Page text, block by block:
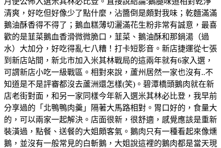
清爽，好吃但好像少了點什麼，沾醬倒是頗對我味；乾麵滿滿
鵝油酥香得不得了；鵝血糕薄切灑滿花生粉非常有誠意，最喜
歡的是韮菜鵝血香滑微微脆口，韮菜、鵝油酥和那鍋湯（過
水）大加分，好吃得亂七八糟！打卡短影音。新店捷運從七張
到新店站間，新北市加入米其林戰局的這兩年就有6家入選，
可謂新店小吃一級戰區。相對來說，蘆州居然一家也沒有..不
知道是不是評審都沒去蘆洲還怎樣(笑)。碧潭橋頭鵝肉就在新
店老街對面，和另一家同樣今年新入選米其林必比登，我早前
分享過的「北鴨鴨肉羹」隔著大馬路相對。胃口好的，食量大
的，可以兩家一起解決。店面很新，很舒適，感覺應該是重新
裝潢過，點餐、送餐的大姐頗客氣。鵝肉只有一種看起來像燻
鵝，並沒有一般常見的白斬鵝，大姐說這裡的鵝肉都是當天現